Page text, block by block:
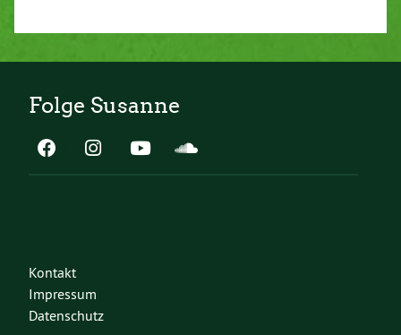
Folge Susanne
Kontakt
Impressum
Datenschutz